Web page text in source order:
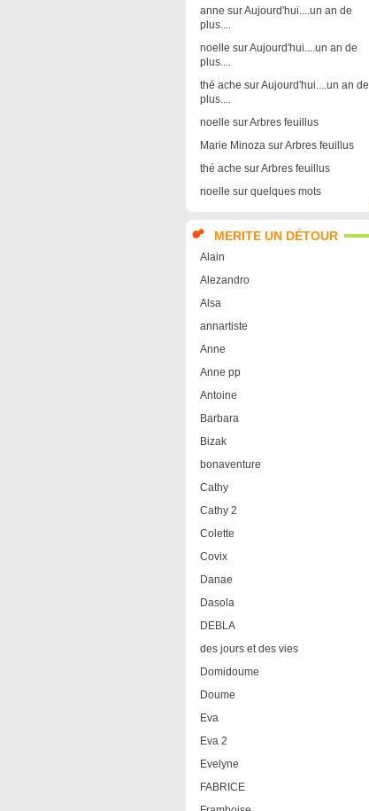
anne surAujourd'hui....un an de
plus....
noelle surAujourd'hui....un an de
plus....
thé ache surAujourd'hui....un an de
plus....
noelle surArbres feuillus
Marie MinozasurArbres feuillus
thé ache surArbres feuillus
noelle sur quelques mots
MERITE UN DÉTOUR
Alain
Alezandro
Alsa
annartiste
Anne
Anne pp
Antoine
Barbara
Bizak
bonaventure
Cathy
Cathy 2
Colette
Covix
Danae
Dasola
DEBLA
des jours et des vies
Domidoume
Doume
Eva
Eva 2
Evelyne
FABRICE